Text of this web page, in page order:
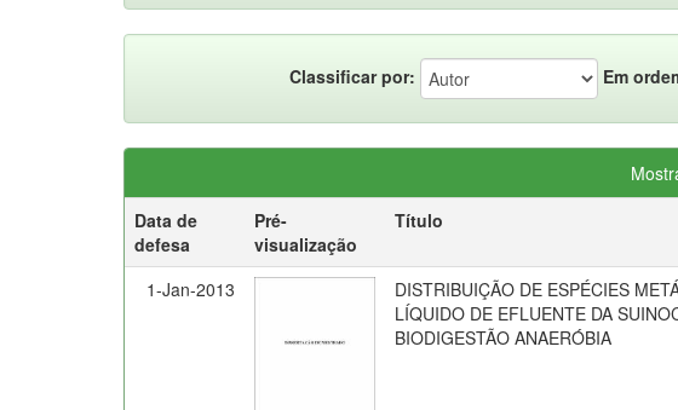
Classificar por: Em
Data de
defesa
Pré-
visualização
Título
1-Jan-2013
DISTRIBUIÇÃO DE ESPÉCIES
LÍQUIDO DE EFLUENTE DA
BIODIGESTÃO ANAERÓBIA